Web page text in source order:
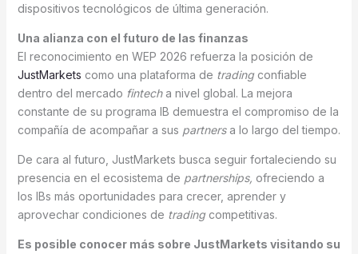
dispositivos tecnológicos de última generación.
Una alianza con el futuro de las finanzas
El reconocimiento en WEP 2026 refuerza la posición de
JustMarkets como una plataforma de trading confiable
dentro del mercado fintecha nivel global. La mejora
constante de su programa IB demuestra el compromiso de la
compañía de acompañar a sus partnersa lo largo del tiempo.
De cara al futuro, JustMarkets busca seguir fortaleciendo su
presencia en el ecosistema de partnerships, ofreciendo a
los IBs más oportunidades para crecer, aprender y
aprovechar condiciones de tradingcompetitivas.
Es posible conocer más sobre JustMarkets visitando su